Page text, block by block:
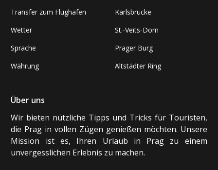
Transfer zum Flughafen
Wetter
Sprache
Währung
Karlsbrücke
St.-Veits-Dom
Prager Burg
Altstädter Ring
Über uns
Wir bieten nützliche Tipps und Tricks für Touristen,
die Prag in vollen Zügen genießen möchten. Unsere
Mission ist es, Ihren Urlaub in Prag zu einem
unvergesslichen Erlebnis zu machen.